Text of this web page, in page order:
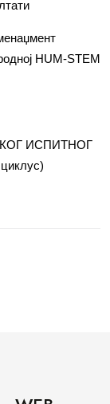
HUM-STEM
ИСПИТНОГ